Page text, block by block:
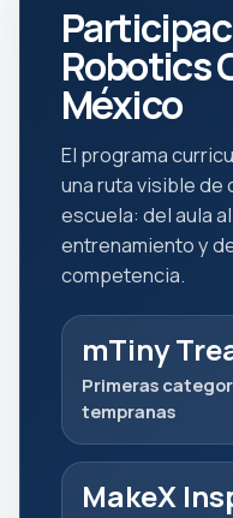
Robotics
México
El programa
una ruta visible de
escuela: del aula
entrenamiento y
competencia.
mTiny
Primeras
tempranas
MakeX